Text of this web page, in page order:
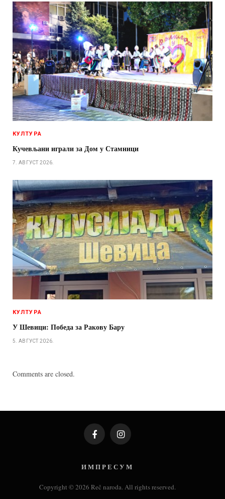
КУЛТУРА
Кучевљани играли за Дом у Стамници
7. АВГУСТ 2026.
КУЛТУРА
У Шевици: Победа за Ракову Бару
5. АВГУСТ 2026.
Comments are closed.
FacebookInstagram
И М П Р Е С У М
Copyright © 2026 Reč naroda. All rights reserved.